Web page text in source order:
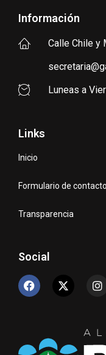
Información
Calle Chile y
Luneas a
Links
Inicio
Formulario de contacto
Transparencia
Social